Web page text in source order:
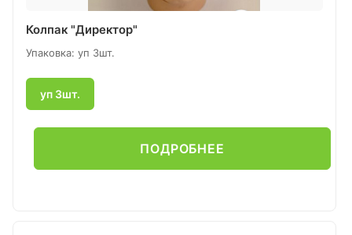
Колпак "Директор"
Упаковка: уп 3шт.
уп 3шт.
ПОДРОБНЕЕ